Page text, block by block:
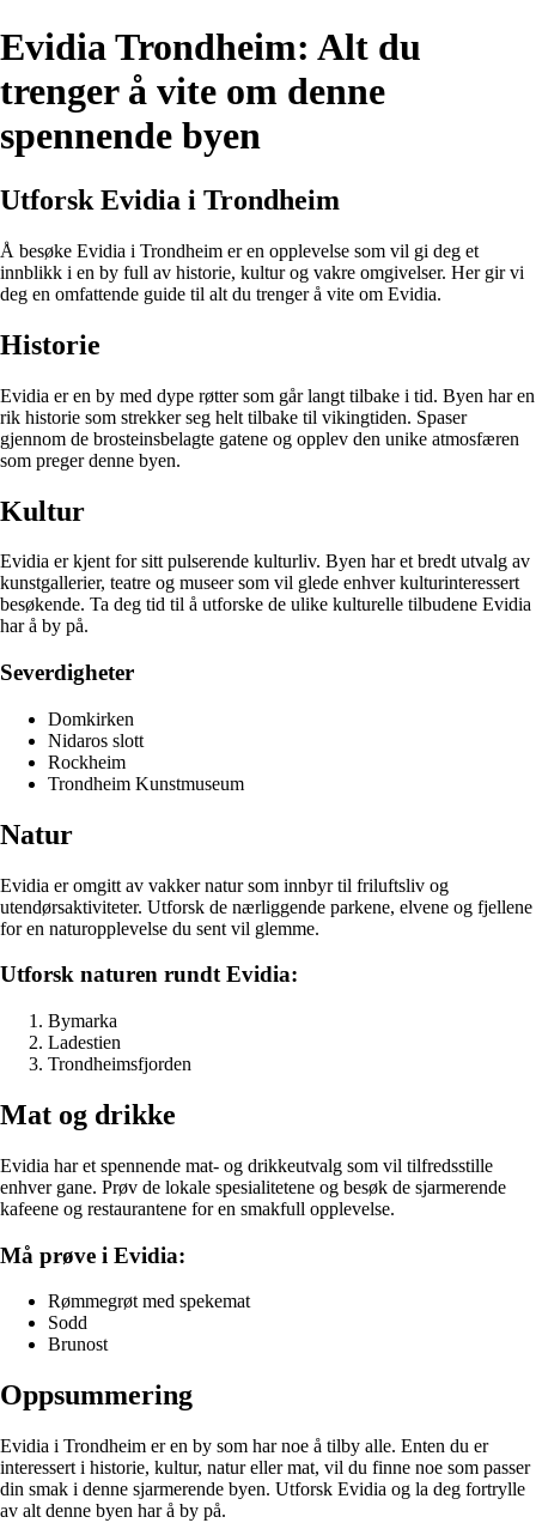
Evidia Trondheim: Alt du
trenger å vite om denne
spennende byen
Utforsk Evidia i Trondheim
Å besøke Evidia i Trondheim er en opplevelse som vil gi deg et
innblikk i en by full av historie, kultur og vakre omgivelser. Her gir vi
deg en omfattende guide til alt du trenger å vite om Evidia.
Historie
Evidia er en by med dype røtter som går langt tilbake i tid. Byen har en
rik historie som strekker seg helt tilbake til vikingtiden. Spaser
gjennom de brosteinsbelagte gatene og opplev den unike atmosfæren
som preger denne byen.
Kultur
Evidia er kjent for sitt pulserende kulturliv. Byen har et bredt utvalg av
kunstgallerier, teatre og museer som vil glede enhver kulturinteressert
besøkende. Ta deg tid til å utforske de ulike kulturelle tilbudene Evidia
har å by på.
Severdigheter
Domkirken
Nidaros slott
Rockheim
Trondheim Kunstmuseum
Natur
Evidia er omgitt av vakker natur som innbyr til friluftsliv og
utendørsaktiviteter. Utforsk de nærliggende parkene, elvene og fjellene
for en naturopplevelse du sent vil glemme.
Utforsk naturen rundt Evidia:
Bymarka
Ladestien
Trondheimsfjorden
Mat og drikke
Evidia har et spennende mat- og drikkeutvalg som vil tilfredsstille
enhver gane. Prøv de lokale spesialitetene og besøk de sjarmerende
kafeene og restaurantene for en smakfull opplevelse.
Må prøve i Evidia:
Rømmegrøt med spekemat
Sodd
Brunost
Oppsummering
Evidia i Trondheim er en by som har noe å tilby alle. Enten du er
interessert i historie, kultur, natur eller mat, vil du finne noe som passer
din smak i denne sjarmerende byen. Utforsk Evidia og la deg fortrylle
av alt denne byen har å by på.